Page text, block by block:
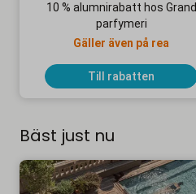
10 % alumnirabatt hos Grand
parfymeri
Gäller även på rea
Till rabatten
Bäst just nu